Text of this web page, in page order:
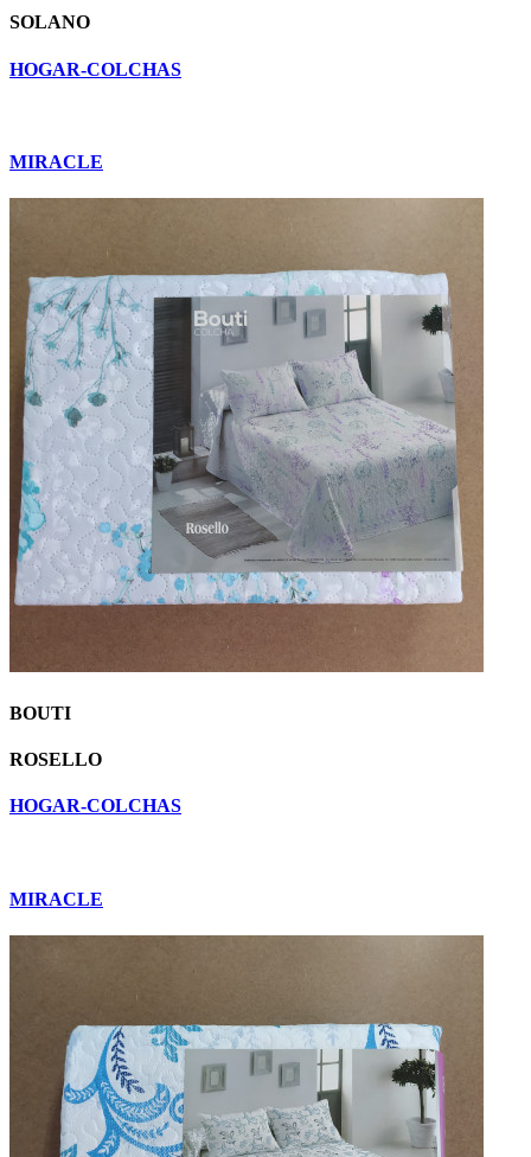
SOLANO
HOGAR-COLCHAS
MIRACLE
BOUTI
ROSELLO
HOGAR-COLCHAS
MIRACLE